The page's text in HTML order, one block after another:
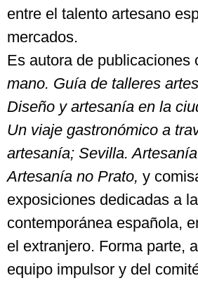
entre el talento artesano
mercados.
Es autora de publicaciones
mano. Guía de talleres
Diseño y artesanía en la
Un viaje gastronómico a
artesanía; Sevilla.
Artesanía no Prato, y
exposiciones dedicadas a
contemporánea española,
el extranjero. Forma parte,
equipo impulsor y del